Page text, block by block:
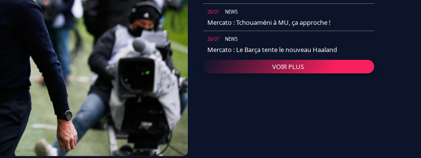
26/07 NEWS
Mercato : Tchouaméni à MU, ça approche !
26/07 NEWS
Mercato : Le Barça tente le nouveau Haaland
VOIR PLUS